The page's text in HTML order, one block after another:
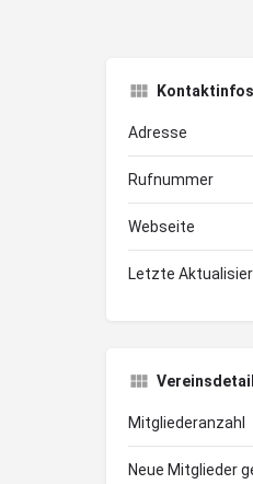
Kontaktinfos
Adresse
Rufnummer
Webseite
Letzte
Mitgliederanzahl
Neue Mitglieder